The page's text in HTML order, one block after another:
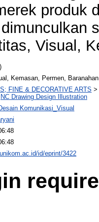
produk
Visual,
Kemasan, Permen,
FINE & DECORATIVE ARTS >
NC Drawing Design Illustration
Komunikasi_Visual
id/eprint/3422